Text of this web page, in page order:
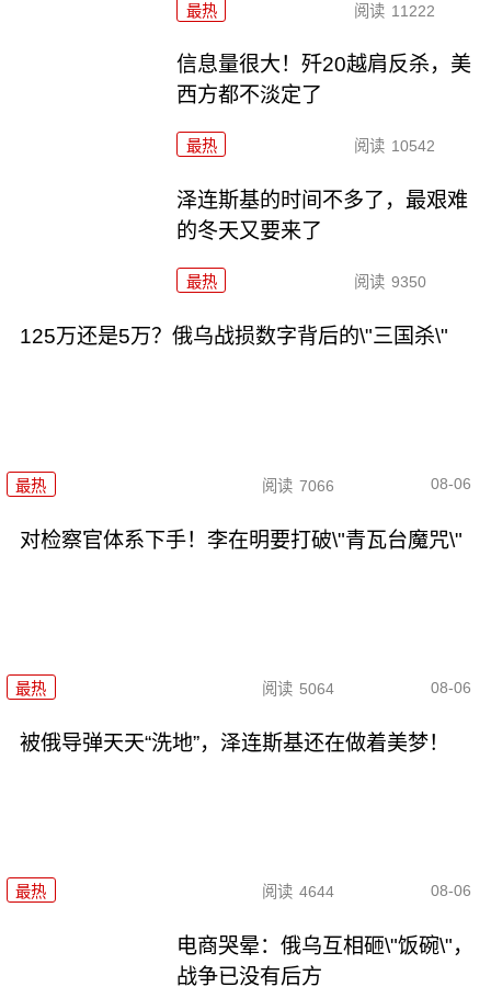
最热 阅读 11222
信息量很大！歼20越肩反杀，美
西方都不淡定了
最热 阅读 10542
泽连斯基的时间不多了，最艰难
的冬天又要来了
最热 阅读 9350
125万还是5万？俄乌战损数字背后的\"三国杀\"
最热 阅读 7066 08-06
对检察官体系下手！李在明要打破\"青瓦台魔咒\"
最热 阅读 5064 08-06
被俄导弹天天“洗地”，泽连斯基还在做着美梦！
最热 阅读 4644 08-06
电商哭晕：俄乌互相砸\"饭碗\"，
战争已没有后方